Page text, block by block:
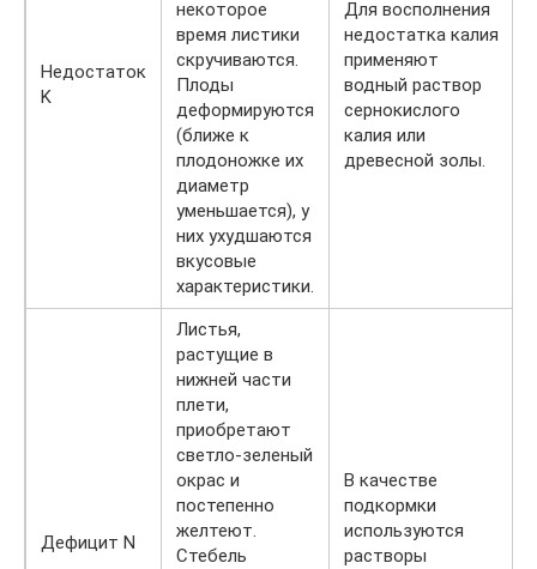
Недостаток
K
некоторое
время листики
скручиваются.
Плоды
деформируются
(ближе к
плодоножке их
диаметр
уменьшается), у
них ухудшаются
вкусовые
характеристики.
Для восполнения
недостатка калия
применяют
водный раствор
сернокислого
калия или
древесной золы.
Дефицит N
Листья,
растущие в
нижней части
плети,
приобретают
светло-зеленый
окрас и
постепенно
желтеют.
Стебель
В качестве
подкормки
используются
растворы